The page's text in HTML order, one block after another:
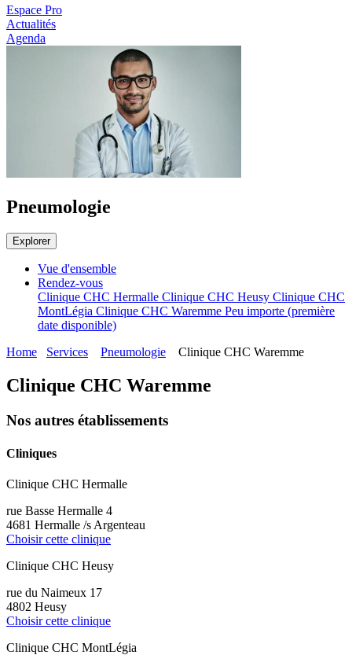
Espace Pro
Actualités
Agenda
Pneumologie
Explorer
Vue d'ensemble
Rendez-vous
Clinique CHC Hermalle Clinique CHC Heusy Clinique CHC
MontLégia Clinique CHC Waremme Peu importe (première
date disponible)
Home
Services Pneumologie Clinique CHC Waremme
Clinique CHC Waremme
Nos autres établissements
Cliniques
Clinique CHC Hermalle
rue Basse Hermalle 4
4681 Hermalle /s Argenteau
Choisir cette clinique
Clinique CHC Heusy
rue du Naimeux 17
4802 Heusy
Choisir cette clinique
Clinique CHC MontLégia